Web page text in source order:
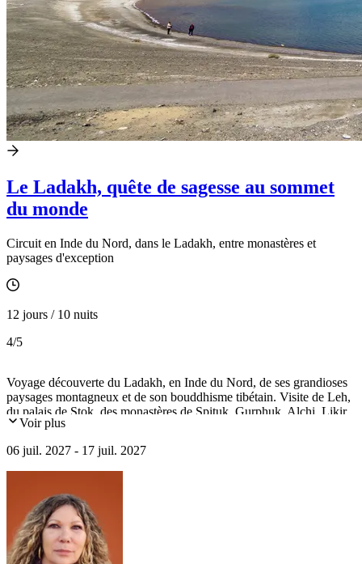
Le Ladakh, quête de sagesse au sommet
du monde
Circuit en Inde du Nord, dans le Ladakh, entre monastères et
paysages d'exception
12 jours / 10 nuits
4/5
Voyage découverte du Ladakh, en Inde du Nord, de ses grandioses
paysages montagneux et de son bouddhisme tibétain. Visite de Leh,
du palais de Stok, des monastères de Spituk, Gurphuk, Alchi, Likir,
Phyang, Tiksé, Taktak...La vallée de l'Indus et de Wangla, Basgo,
Voir plus
06 juil. 2027 - 17 juil. 2027